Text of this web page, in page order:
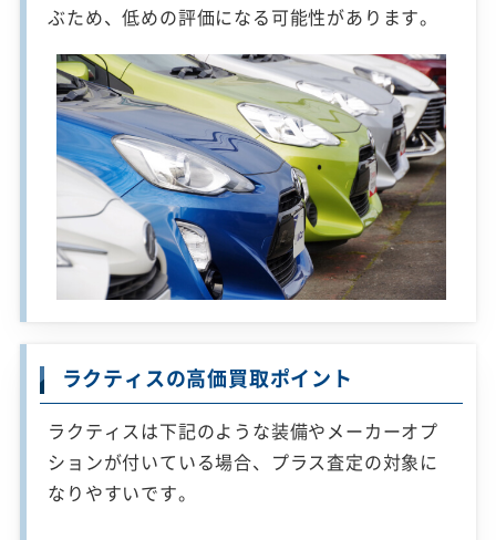
ぶため、低めの評価になる可能性があります。
ラクティスの高価買取ポイント
ラクティスは下記のような装備やメーカーオプ
ションが付いている場合、プラス査定の対象に
なりやすいです。